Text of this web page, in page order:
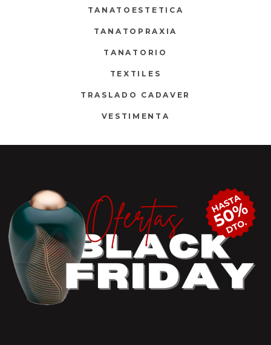
TANATOESTETICA
TANATOPRAXIA
TANATORIO
TEXTILES
TRASLADO CADAVER
VESTIMENTA